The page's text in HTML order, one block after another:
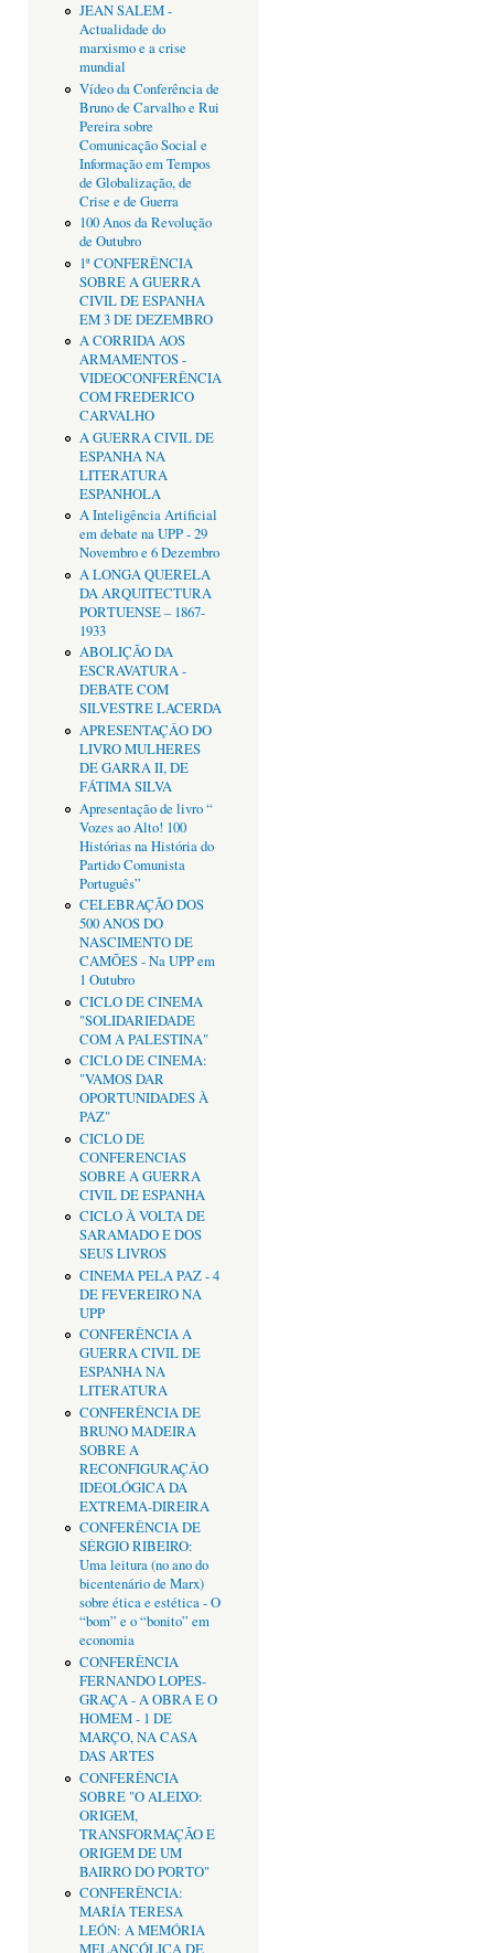
JEAN SALEM -
Actualidade do
marxismo e a crise
mundial
Vídeo da Conferência de
Bruno de Carvalho e Rui
Pereira sobre
Comunicação Social e
Informação em Tempos
de Globalização, de
Crise e de Guerra
100 Anos da Revolução
de Outubro
1ª CONFERÊNCIA
SOBRE A GUERRA
CIVIL DE ESPANHA
EM 3 DE DEZEMBRO
A CORRIDA AOS
ARMAMENTOS -
VIDEOCONFERÊNCIA
COM FREDERICO
CARVALHO
A GUERRA CIVIL DE
ESPANHA NA
LITERATURA
ESPANHOLA
A Inteligência Artificial
em debate na UPP - 29
Novembro e 6 Dezembro
A LONGA QUERELA
DA ARQUITECTURA
PORTUENSE – 1867-
1933
ABOLIÇÃO DA
ESCRAVATURA -
DEBATE COM
SILVESTRE LACERDA
APRESENTAÇÂO DO
LIVRO MULHERES
DE GARRA II, DE
FÁTIMA SILVA
Apresentação de livro “
Vozes ao Alto! 100
Histórias na História do
Partido Comunista
Português”
CELEBRAÇÃO DOS
500 ANOS DO
NASCIMENTO DE
CAMÕES - Na UPP em
1 Outubro
CICLO DE CINEMA
"SOLIDARIEDADE
COM A PALESTINA"
CICLO DE CINEMA:
"VAMOS DAR
OPORTUNIDADES À
PAZ"
CICLO DE
CONFERENCIAS
SOBRE A GUERRA
CIVIL DE ESPANHA
CICLO À VOLTA DE
SARAMADO E DOS
SEUS LIVROS
CINEMA PELA PAZ - 4
DE FEVEREIRO NA
UPP
CONFERÊNCIA A
GUERRA CIVIL DE
ESPANHA NA
LITERATURA
CONFERÊNCIA DE
BRUNO MADEIRA
SOBRE A
RECONFIGURAÇÂO
IDEOLÓGICA DA
EXTREMA-DIREIRA
CONFERÊNCIA DE
SÉRGIO RIBEIRO:
Uma leitura (no ano do
bicentenário de Marx)
sobre ética e estética - O
“bom” e o “bonito” em
economia
CONFERÊNCIA
FERNANDO LOPES-
GRAÇA - A OBRA E O
HOMEM - 1 DE
MARÇO, NA CASA
DAS ARTES
CONFERÊNCIA
SOBRE "O ALEIXO:
ORIGEM,
TRANSFORMAÇÃO E
ORIGEM DE UM
BAIRRO DO PORTO"
CONFERÊNCIA:
MARÍA TERESA
LEÓN: A MEMÓRIA
MELANCÓLICA DE